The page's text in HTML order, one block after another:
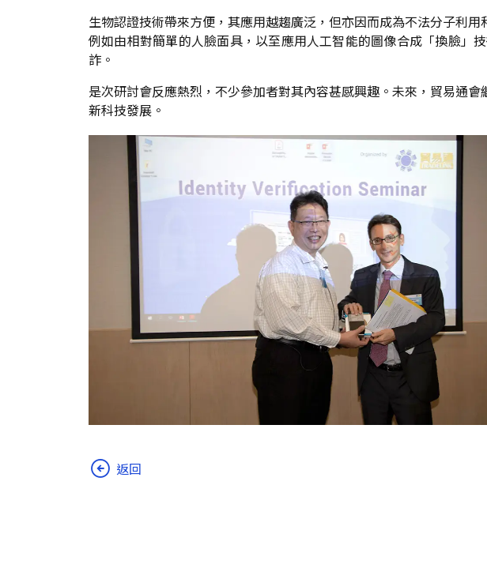
生物認證技術帶來方便，其應用越趨廣泛，但亦因而成為不法分子利
例如由相對簡單的人臉面具，以至應用人工智能的圖像合成「換臉」
詐。
是次研討會反應熱烈，不少參加者對其內容甚感興趣。未來，貿易通
新科技發展。
返回